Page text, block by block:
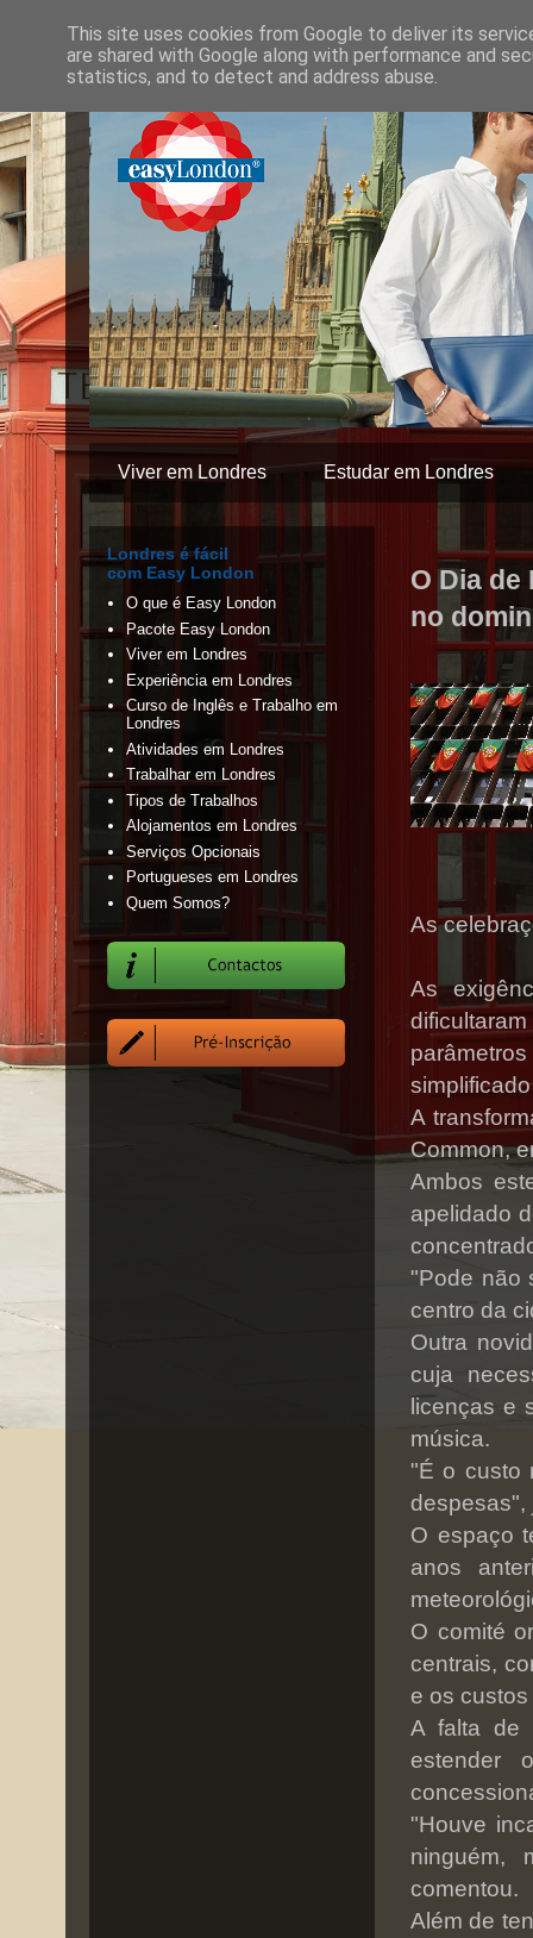
Viver em Londres Estudar em Londres
O Dia
no
As
As
A
Common,
Ambos
apelidado
"Pode não
centro da
Outra
cuja
licenças e
música.
"É o custo
despesas",
O espaço
anos
O comité
centrais,
e os
A falta de
estender
"Houve
ninguém,
comentou.
Além de
Londres é fácil
com Easy London
O que é Easy London
Pacote Easy London
Viver em Londres
Experiência em Londres
Curso de Inglês e Trabalho em
Londres
Atividades em Londres
Trabalhar em Londres
Tipos de Trabalhos
Alojamentos em Londres
Serviços Opcionais
Portugueses em Londres
Quem Somos?
This site uses cookies from Google to deliver its
are shared with Google along with performance and
statistics, and to detect and address abuse.